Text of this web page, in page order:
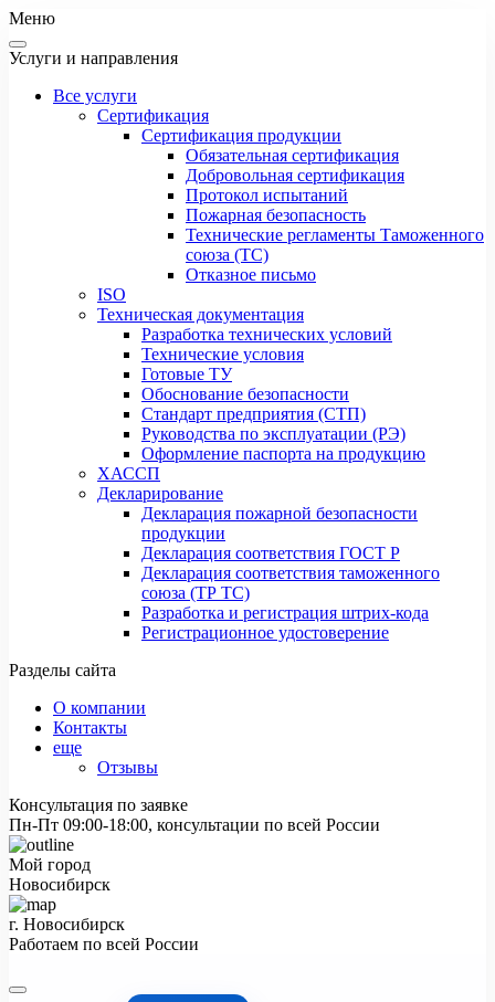
Меню
Услуги и направления
Все услуги
Сертификация
Сертификация продукции
Обязательная сертификация
Добровольная сертификация
Протокол испытаний
Пожарная безопасность
Технические регламенты Таможенного
союза (ТС)
Отказное письмо
ISO
Техническая документация
Разработка технических условий
Технические условия
Готовые ТУ
Обоснование безопасности
Стандарт предприятия (СТП)
Руководства по эксплуатации (РЭ)
Оформление паспорта на продукцию
ХАССП
Декларирование
Декларация пожарной безопасности
продукции
Декларация соответствия ГОСТ Р
Декларация соответствия таможенного
союза (ТР ТС)
Разработка и регистрация штрих-кода
Регистрационное удостоверение
Разделы сайта
О компании
Контакты
еще
Отзывы
Консультация по заявке
Пн-Пт 09:00-18:00, консультации по всей России
Мой город
Новосибирск
г. Новосибирск
Работаем по всей России